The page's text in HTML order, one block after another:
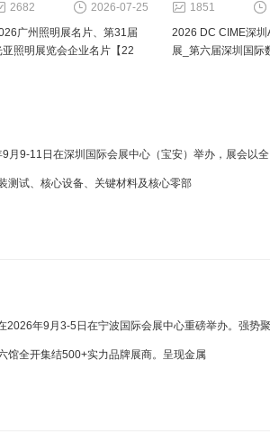
2026-07-25
2682
广州照明展名片、第31届
亚照明展览会企业名片【22
1851
2026 DC CIME深圳
展_第六届深圳国际
月9-11日在深圳国际会展中心（宝安）举办，展会以全
测试、核心设备、关键材料及核心零部
年9月3-5日在宁波国际会展中心重磅举办。强势聚
馆全开集结500+实力品牌展商。呈现金属